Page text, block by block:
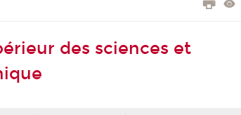
des sciences et